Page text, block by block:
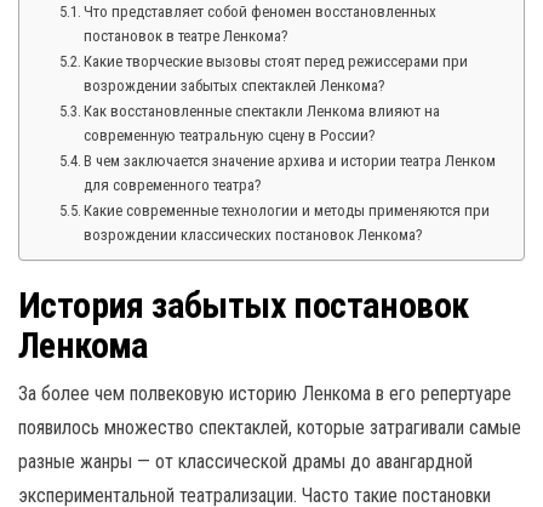
Что представляет собой феномен восстановленных
постановок в театре Ленкома?
Какие творческие вызовы стоят перед режиссерами при
возрождении забытых спектаклей Ленкома?
Как восстановленные спектакли Ленкома влияют на
современную театральную сцену в России?
В чем заключается значение архива и истории театра Ленком
для современного театра?
Какие современные технологии и методы применяются при
возрождении классических постановок Ленкома?
История забытых постановок
Ленкома
За более чем полвековую историю Ленкома в его репертуаре
появилось множество спектаклей, которые затрагивали самые
разные жанры — от классической драмы до авангардной
экспериментальной театрализации. Часто такие постановки